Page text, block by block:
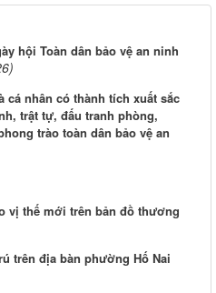
hội Toàn dân bảo vệ an ninh
cá nhân có thành tích xuất sắc
trật tự, đấu tranh phòng,
trào toàn dân bảo vệ an
vị thế mới trên bản đồ thương
trên địa bàn phường Hố Nai